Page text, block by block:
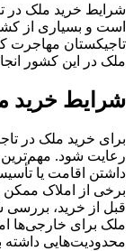
شرایط خرید ملک در
است و بسیاری از
تاجیکستان مهاجرت
ملک در این کشور
شرایط خرید
برای خرید ملک در
رعایت شود.
داشتن اقامت یا
برخی از املاک ممکن
قبل از خرید، بررسی
ملک برای خارجی‌ها
محدودیت‌هایی داشته